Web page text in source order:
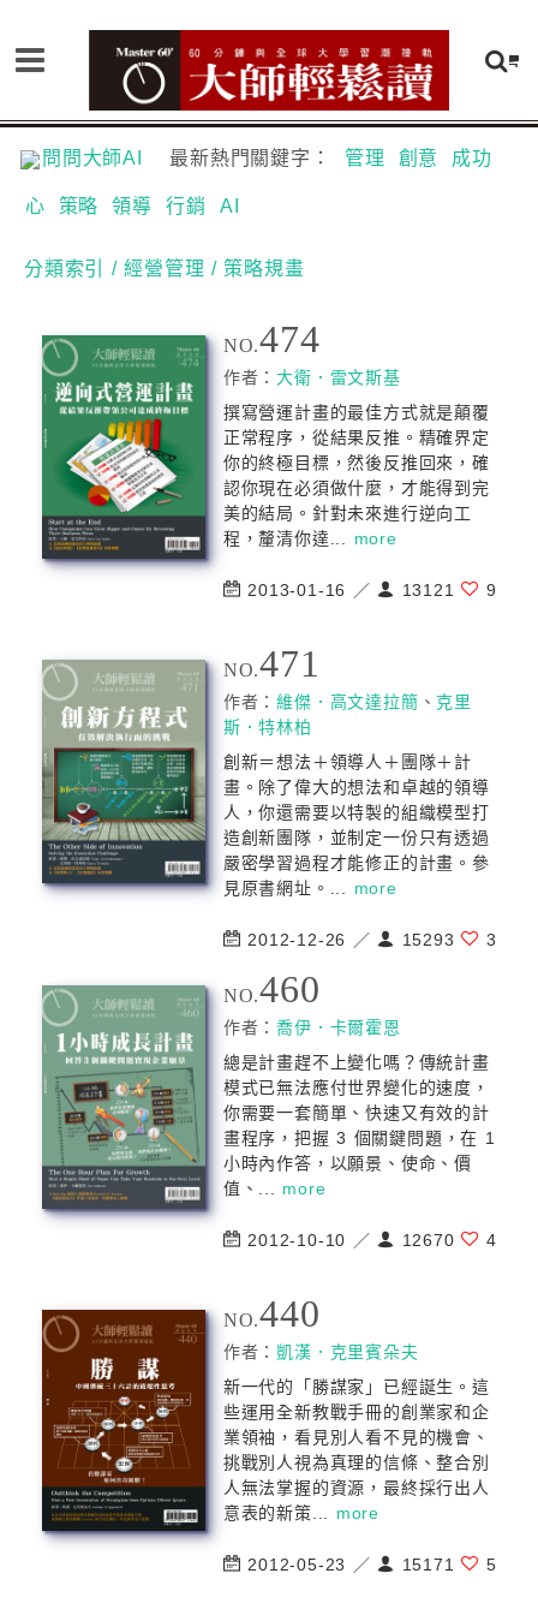
問問大師AI 最新熱門關鍵字： 管理 創意 成功
心 策略 領導 行銷 AI
分類索引 / 經營管理 / 策略規畫
NO.474
作者：大衛．雷文斯基
撰寫營運計畫的最佳方式就是顛覆
正常程序，從結果反推。精確界定
你的終極目標，然後反推回來，確
認你現在必須做什麼，才能得到完
美的結局。針對未來進行逆向工
程，釐清你達... more
2013-01-16 ／ 13121 9
NO.471
作者：維傑．高文達拉簡 、 克里
斯．特林柏
創新＝想法＋領導人＋團隊＋計
畫。除了偉大的想法和卓越的領導
人，你還需要以特製的組織模型打
造創新團隊，並制定一份只有透過
嚴密學習過程才能修正的計畫。參
見原書網址。... more
2012-12-26 ／ 15293 3
NO.460
作者：喬伊．卡爾霍恩
總是計畫趕不上變化嗎？傳統計畫
模式已無法應付世界變化的速度，
你需要一套簡單、快速又有效的計
畫程序，把握 3 個關鍵問題，在 1
小時內作答，以願景、使命、價
值、... more
2012-10-10 ／ 12670 4
NO.440
作者：凱漢．克里賓朵夫
新一代的「勝謀家」已經誕生。這
些運用全新教戰手冊的創業家和企
業領袖，看見別人看不見的機會、
挑戰別人視為真理的信條、整合別
人無法掌握的資源，最終採行出人
意表的新策... more
2012-05-23 ／ 15171 5